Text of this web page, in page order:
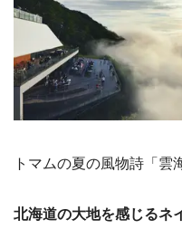
トマムの夏の風物詩「雲
北海道の大地を感じるネ